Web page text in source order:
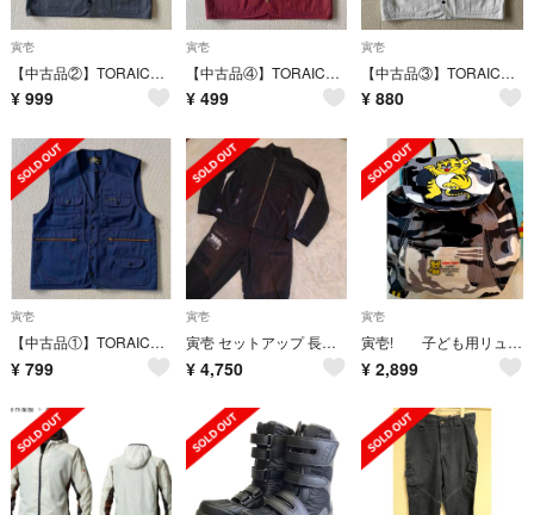
寅壱
【中古品②】TORAICHI 寅壱 スーパー制電 ベストL 作業着
¥ 999
寅壱
【中古品④】TORAICHI 寅壱 スーパー制電 ベストL 作業着
¥ 499
寅壱
【中古品③】TORAICHI 寅壱 スーパー制電 ベストL 作業着
¥ 880
寅壱
【中古品①】TORAICHI 寅壱 スーパー制電 ベストL 2530 作業着
¥ 799
寅壱
寅壱 セットアップ 長袖 M ブラック 作業着
¥ 4,750
寅壱
寅壱! 子ども用リュック
¥ 2,899